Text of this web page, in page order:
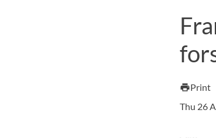
Other search services
Courses and programmes
printPrint
Thu 26